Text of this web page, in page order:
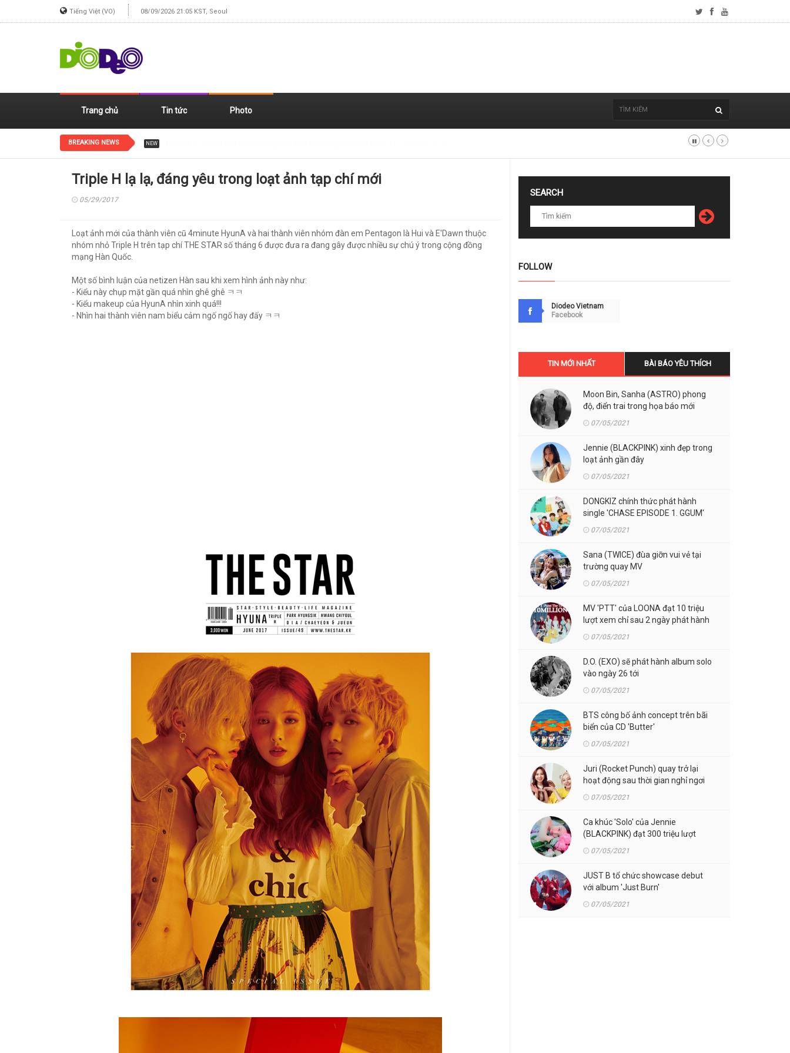
Tiếng Việt (VO) 08/09/2026 21:05 KST, Seoul
Trang chủ Tin tức Photo
BREAKING NEWS NEW
Triple H lạ lạ, đáng yêu trong loạt ảnh tạp chí mới
05/29/2017
Loạt ảnh mới của thành viên cũ 4minute HyunA và hai thành viên nhóm đàn em Pentagon là Hui và E'Dawn thuộc
nhóm nhỏ Triple H trên tạp chí THE STAR số tháng 6 được đưa ra đang gây được nhiều sự chú ý trong cộng đồng
mạng Hàn Quốc.
Một số bình luận của netizen Hàn sau khi xem hình ảnh này như:
- Kiểu này chụp mặt gần quá nhìn ghê ghê ㅋㅋ
- Kiểu makeup của HyunA nhìn xinh quá!!!
- Nhìn hai thành viên nam biểu cảm ngố ngố hay đấy ㅋㅋ
SEARCH
FOLLOW
Diodeo Vietnam
Facebook
TIN MỚI NHẤT BÀI BÁO YÊU THÍCH
Moon Bin, Sanha (ASTRO) phong
độ, điển trai trong họa báo mới
07/05/2021
Jennie (BLACKPINK) xinh đẹp trong
loạt ảnh gần đây
07/05/2021
DONGKIZ chính thức phát hành
single 'CHASE EPISODE 1. GGUM'
07/05/2021
Sana (TWICE) đùa giỡn vui vẻ tại
trường quay MV
07/05/2021
MV 'PTT' của LOONA đạt 10 triệu
lượt xem chỉ sau 2 ngày phát hành
07/05/2021
D.O. (EXO) sẽ phát hành album solo
vào ngày 26 tới
07/05/2021
BTS công bố ảnh concept trên bãi
biển của CD 'Butter'
07/05/2021
Juri (Rocket Punch) quay trở lại
hoạt động sau thời gian nghỉ ngơi
07/05/2021
Ca khúc 'Solo' của Jennie
(BLACKPINK) đạt 300 triệu lượt
07/05/2021
JUST B tổ chức showcase debut
với album 'Just Burn'
07/05/2021